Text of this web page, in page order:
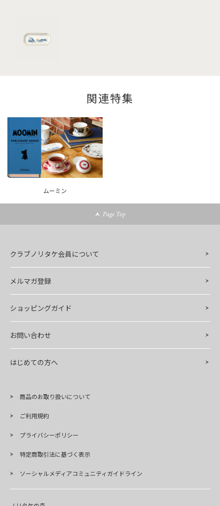
関連特集
ムーミン
Page Top
クラブノリタケ会員について
メルマガ登録
ショッピングガイド
お問い合わせ
はじめての方へ
商品のお取り扱いについて
ご利用規約
プライバシーポリシー
特定商取引法に基づく表示
ソーシャルメディアコミュニティガイドライン